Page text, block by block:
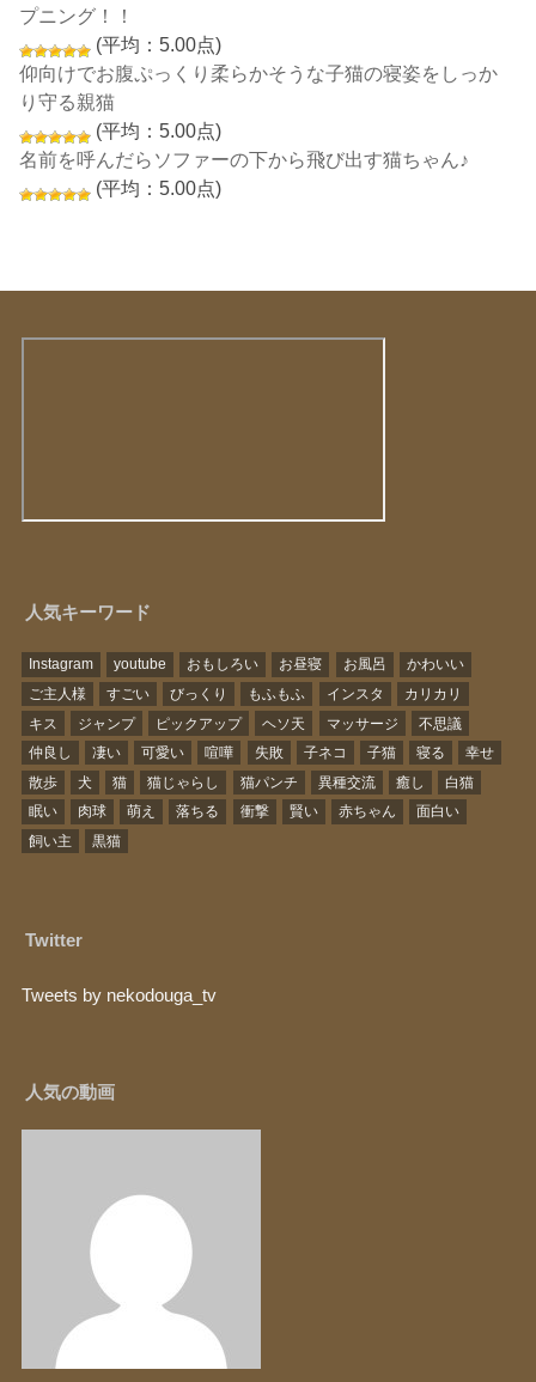
プニング！！
(平均：5.00点)
仰向けでお腹ぷっくり柔らかそうな子猫の寝姿をしっか
り守る親猫
(平均：5.00点)
名前を呼んだらソファーの下から飛び出す猫ちゃん♪
(平均：5.00点)
人気キーワード
Instagram youtube おもしろい お昼寝 お風呂
かわいい
ご主人様
すごい びっくり もふもふ インスタ
カリカリ
キス
ジャンプ ピックアップ ヘソ天 マッサージ
不思議
仲良し
凄い 可愛い 喧嘩 失敗 子ネコ 子猫 寝る
幸せ
散歩
犬 猫 猫じゃらし 猫パンチ 異種交流 癒し
白猫
眠い
肉球 萌え 落ちる 衝撃 賢い 赤ちゃん
面白い
飼い主
黒猫
Twitter
Tweets by nekodouga_tv
人気の動画